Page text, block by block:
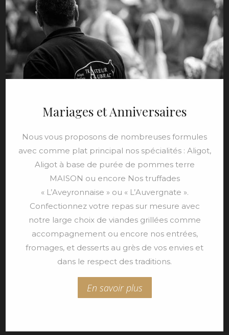
Mariages et Anniversaires
Nous vous proposons de nombreuses formules
avec comme plat principal nos spécialités : Aligot,
Aligot à base de purée de pommes terre
MAISON ou encore Nos truffades
« L’Aveyronnaise » ou « L’Auvergnate ».
Confectionnez votre repas sur mesure avec
notre large choix de viandes grillées comme
accompagnement ou encore nos entrées,
fromages, et desserts au grès de vos envies et
dans le respect des traditions.
En savoir plus